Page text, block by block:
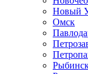
Новый
Омск